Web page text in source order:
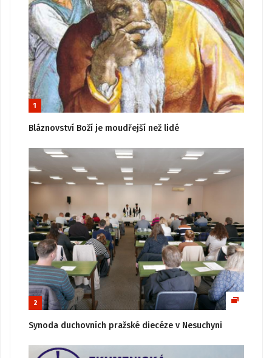
1
Bláznovství Boží je moudřejší než lidé
2
Synoda duchovních pražské diecéze v Nesuchyni